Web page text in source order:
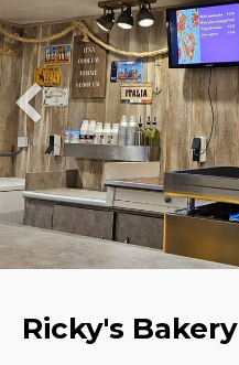
Ricky's Bakery